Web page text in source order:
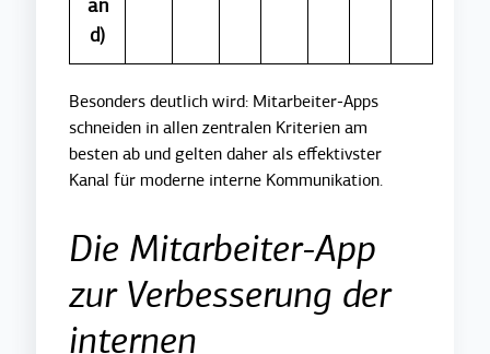
an
d)
Besonders deutlich wird: Mitarbeiter-Apps
schneiden in allen zentralen Kriterien am
besten ab und gelten daher als effektivster
Kanal für moderne interne Kommunikation.
Die Mitarbeiter-App
zur Verbesserung der
internen